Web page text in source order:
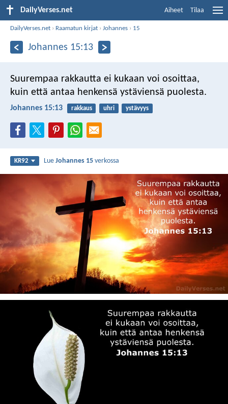
DailyVerses.net Aiheet Tilaa
DailyVerses.net › Raamatun kirjat ›Johannes › 15
Johannes 15:13
Suurempaa rakkautta ei kukaan voi osoittaa,
kuin että antaa henkensä ystäviensä puolesta.
Johannes 15:13 rakkaus uhri ystävyys
KR92 LueJohannes 15 verkossa